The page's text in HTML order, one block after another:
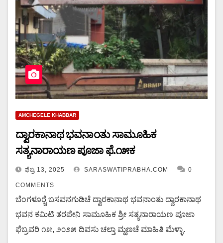
AMCHEGELE KHABBAR
ದ್ವಾರಕಾನಾಥ ಭವನಾಂತು ಸಾಮೂಹಿಕ
ಸತ್ಯನಾರಾಯಣ ಪೂಜಾ ಫೆ.೧೫ಕ
ಫೆಬ್ರ 13, 2025 SARASWATIPRABHA.COM 0
COMMENTS
ಬೆಂಗಳೂರ್‍ಚೆ ಬಸವನಗುಡಿಚೆ ದ್ವಾರಕಾನಾಥ ಭವನಾಂತು ದ್ವಾರಕಾನಾಥ
ಭವನ ಕಮಿಟಿ ತರಪೇನಿ ಸಾಮೂಹಿಕ ಶ್ರೀ ಸತ್ಯನಾರಾಯಣ ಪೂಜಾ
ಫೆಬ್ರವರಿ ೧೫, ೨೦೨೫ ದಿವಸು ಚಲ್ತಾ ಮ್ಹಣಚೆ ಮಾಹಿತಿ ಮೆಳ್ಳಾ.